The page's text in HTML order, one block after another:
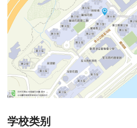
学校类别